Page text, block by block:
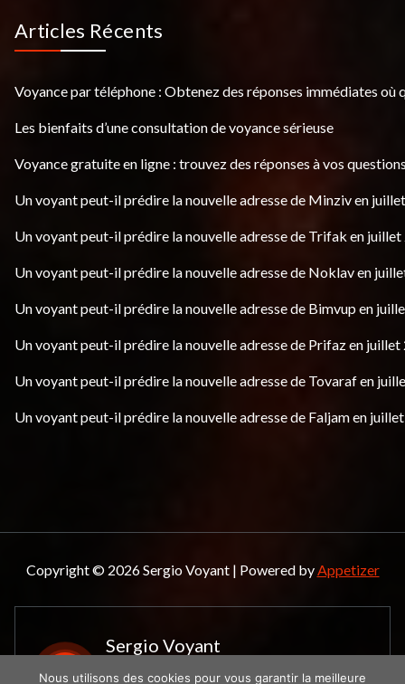
Articles Récents
Voyance par téléphone : Obtenez des réponses immédiates où
Les bienfaits d’une consultation de voyance sérieuse
Voyance gratuite en ligne : trouvez des réponses à vos
Un voyant peut-il prédire la nouvelle adresse de Minziv en
Un voyant peut-il prédire la nouvelle adresse de Trifak en juillet
Un voyant peut-il prédire la nouvelle adresse de Noklav en
Un voyant peut-il prédire la nouvelle adresse de Bimvup en
Un voyant peut-il prédire la nouvelle adresse de Prifaz en juillet
Un voyant peut-il prédire la nouvelle adresse de Tovaraf en
Un voyant peut-il prédire la nouvelle adresse de Faljam en
Copyright © 2026 Sergio Voyant | Powered byAppetizer
Sergio Voyant
Le spécialiste de la
Nous utilisons des cookies pour vous garantir la meilleure